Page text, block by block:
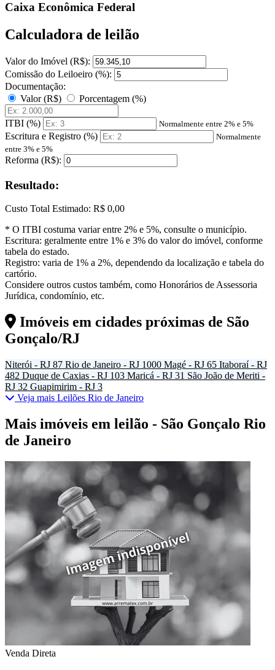
Caixa Econômica Federal
Calculadora de leilão
Valor do Imóvel (R$):
Comissão do Leiloeiro (%):
Documentação:
Valor (R$)
Porcentagem (%)
ITBI (%) Normalmente entre 2% e 5%
Escritura e Registro (%)
Normalmente
entre 3% e 5%
Reforma (R$):
Resultado:
Custo Total Estimado: R$ 0,00
* O ITBI costuma variar entre 2% e 5%, consulte o município.
Escritura: geralmente entre 1% e 3% do valor do imóvel, conforme
tabela do estado.
Registro: varia de 1% a 2%, dependendo da localização e tabela do
cartório.
Considere outros custos também, como Honorários de Assessoria
Jurídica, condomínio, etc.
Imóveis em cidades próximas de São
Gonçalo/RJ
Niterói - RJ 87 Rio de Janeiro - RJ 1000 Magé - RJ 65 Itaboraí - RJ
482 Duque de Caxias - RJ 103 Maricá - RJ 31 São João de Meriti -
RJ 32 Guapimirim - RJ 3
Veja mais Leilões Rio de Janeiro
Mais imóveis em leilão - São Gonçalo Rio
de Janeiro
Venda Direta